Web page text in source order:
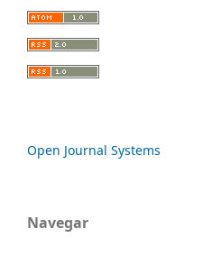
Open Journal Systems
Navegar